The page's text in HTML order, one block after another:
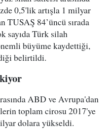
0,5'lik artışla 1 milyar
TUSAŞ 84’üncü sırada
sayıda Türk silah
büyüme kaydettiği,
belirtildi.
ABD ve Avrupa'dan
toplam cirosu 2017'ye
dolara yükseldi.